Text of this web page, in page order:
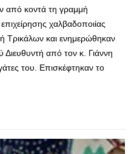
από κοντά τη γραμμή
χαλβαδοποιίας
και ενημερώθηκαν
Διευθυντή από τον κ. Γιάννη
του. Επισκέφτηκαν το